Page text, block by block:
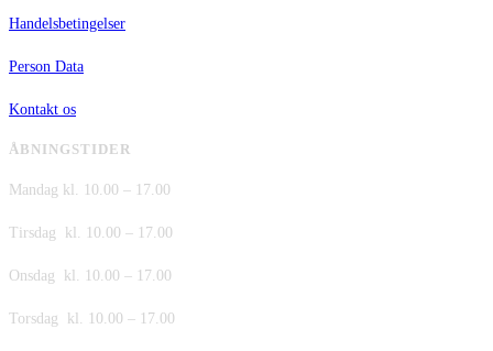
Handelsbetingelser
Person Data
Kontakt os
ÅBNINGSTIDER
Mandag kl. 10.00 – 17.00
Tirsdag kl. 10.00 – 17.00
Onsdag kl. 10.00 – 17.00
Torsdag kl. 10.00 – 17.00